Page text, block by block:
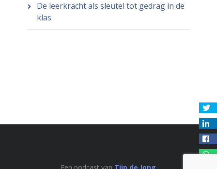
De leerkracht als sleutel tot gedrag in de
klas